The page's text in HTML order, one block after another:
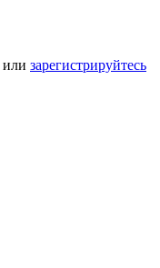
или зарегистрируйтесь